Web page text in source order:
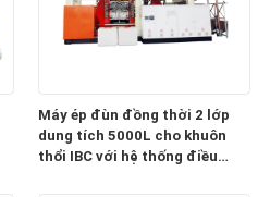
Máy ép đùn đồng thời 2 lớp
dung tích 5000L cho khuôn
thổi IBC với hệ thống điều